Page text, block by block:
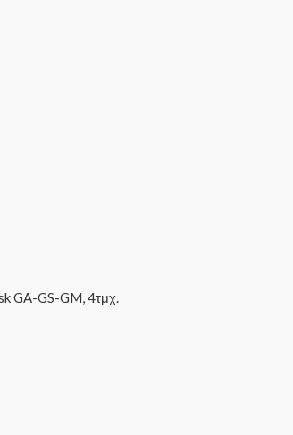
GA-GS-GM, 4τμχ.